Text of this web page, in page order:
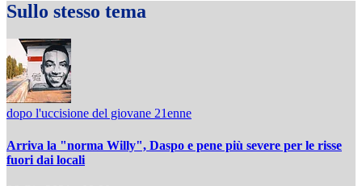
Sullo stesso tema
dopo l'uccisione del giovane 21enne
Arriva la "norma Willy", Daspo e pene più severe per le risse
fuori dai locali